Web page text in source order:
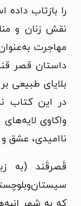
را بازتاب
نقش زنان و
مهاجرت
داستان قصر
بلایای طبیعی
در این کتاب
واکاوی
ناامیدی، عشق
قَصرقَند (به